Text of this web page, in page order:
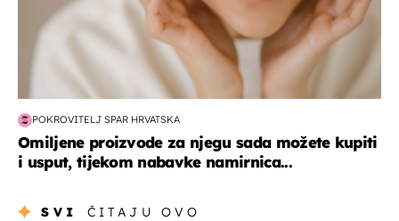
POKROVITELJ SPAR HRVATSKA
Omiljene proizvode za njegu sada možete kupiti
i usput, tijekom nabavke namirnica...
SVI ČITAJU OVO